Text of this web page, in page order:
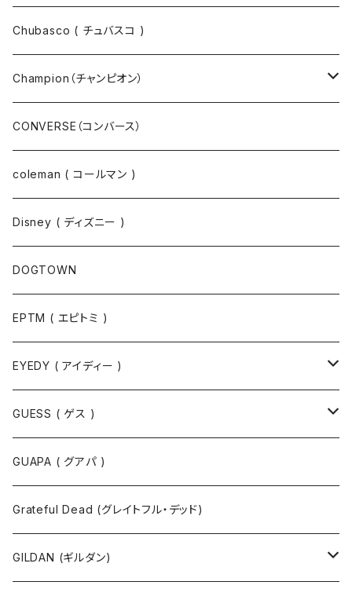
パーカー
ニット
ジャケット
コート
ポロシャツ
パンツ
パーカー
Chubasco ( チュバスコ )
Champion（チャンピオン）
スウェットパンツ
パーカー
スウェット
Tシャツ
CONVERSE（コンバース）
coleman ( コールマン )
Disney ( ディズニー )
DOGTOWN
EPTM ( エピトミ )
EYEDY ( アイディー )
Tシャツ
半袖Tシャツ
長袖Tシャツ
ポロシャツ
シャツ
スウェット
GUESS ( ゲス )
ジャケット
GUAPA ( グアパ )
Grateful Dead (グレイトフル・デッド)
GILDAN (ギルダン)